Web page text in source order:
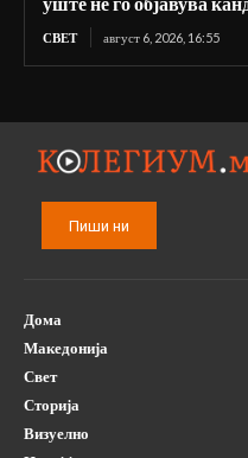
СВЕТ август 6, 2026, 16:55
Пиши ни
Дома
Македонија
Свет
Сторија
Визуелно